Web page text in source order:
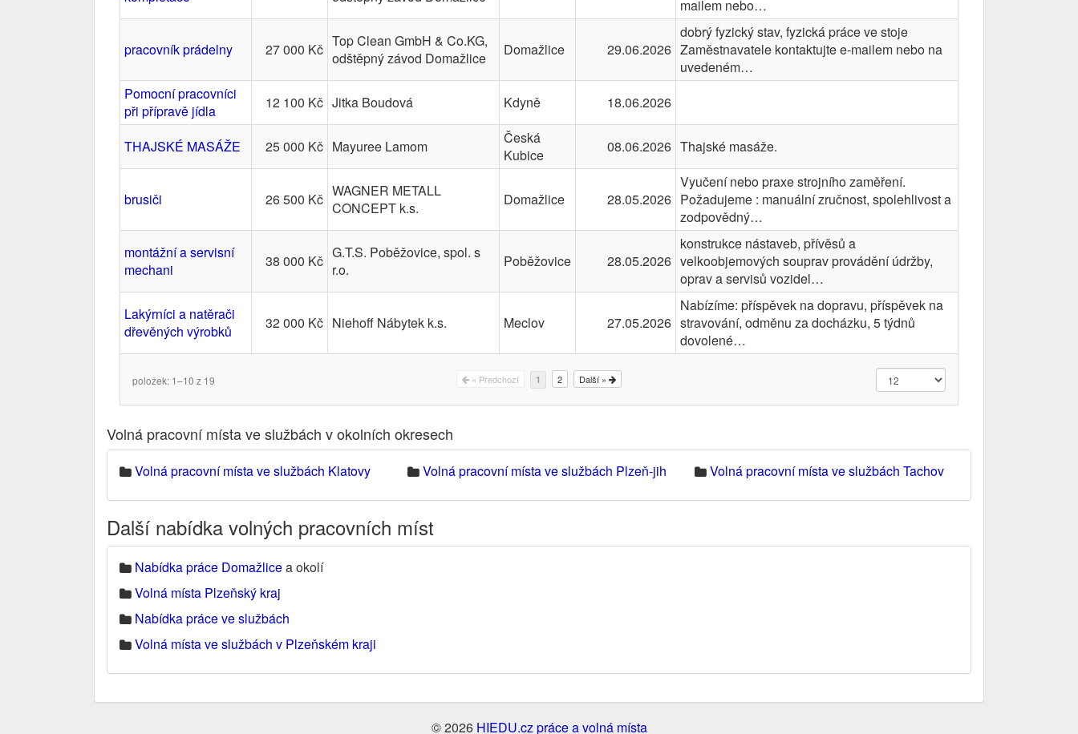
mailem nebo…
pracovník prádelny 27 000 Kč Top Clean GmbH & Co.KG,
odštěpný závod Domažlice
Domažlice 29.06.2026
dobrý fyzický stav, fyzická práce ve stoje
Zaměstnavatele kontaktujte e-mailem nebo na
uvedeném…
Pomocní pracovníci
při přípravě jídla
12 100 Kč Jitka Boudová Kdyně 18.06.2026
THAJSKÉ MASÁŽE 25 000 Kč Mayuree Lamom
Česká
Kubice
08.06.2026 Thajské masáže.
brusiči 26 500 Kč WAGNER METALL
CONCEPT k.s.
Domažlice 28.05.2026
Vyučení nebo praxe strojního zaměření.
Požadujeme : manuální zručnost, spolehlivost a
zodpovědný…
montážní a servisní
mechani
38 000 Kč G.T.S. Poběžovice, spol. s
r.o.
Poběžovice 28.05.2026
konstrukce nástaveb, přívěsů a
velkoobjemových souprav provádění údržby,
oprav a servisů vozidel…
Lakýrníci a natěrači
dřevěných výrobků
32 000 Kč Niehoff Nábytek k.s. Meclov 27.05.2026
Nabízíme: příspěvek na dopravu, příspěvek na
stravování, odměnu za docházku, 5 týdnů
dovolené…
položek: 1–10 z 19 « Předchozí 1 2 Další »
Volná pracovní místa ve službách v okolních okresech
Volná pracovní místa ve službách Klatovy Volná pracovní místa ve službách Plzeň-jih Volná pracovní místa ve službách Tachov
Další nabídka volných pracovních míst
Nabídka práce Domažlicea okolí
Volná místa Plzeňský kraj
Nabídka práce ve službách
Volná místa ve službách v Plzeňském kraji
© 2026 HIEDU.cz práce a volná místa